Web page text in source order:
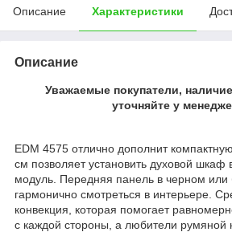
Описание Характеристики
Описание
Уважаемые покупатели,
уточняйте у
EDM 4575 отлично дополнит
см позволяет установить духовой шкаф
модуль. Передняя панель в черном или
гармонично смотреться в интерьере.
конвекция, которая помогает
с каждой стороны, а любители румяной